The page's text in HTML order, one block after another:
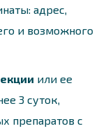
адрес,
и возможного
или ее
3 суток,
препаратов с